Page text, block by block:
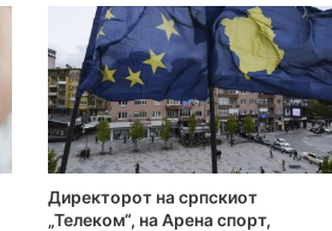
Директорот на српскиот
„Телеком“, на Арена спорт,